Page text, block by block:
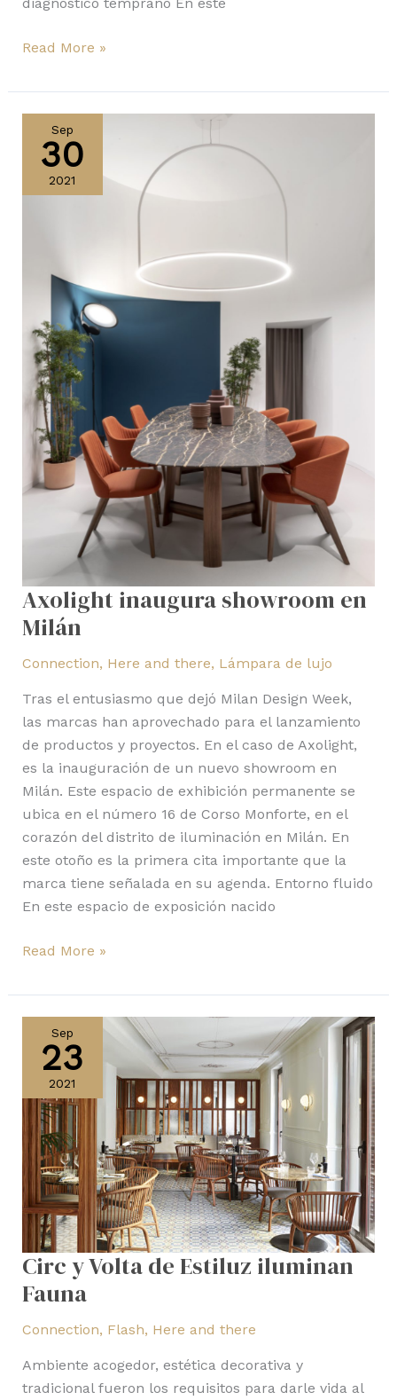
Read More »
Sep
30
2021
Axolight inaugura showroom en
Milán
Connection, Here and there, Lámpara de lujo
Tras el entusiasmo que dejó Milan Design Week,
las marcas han aprovechado para el lanzamiento
de productos y proyectos. En el caso de Axolight,
es la inauguración de un nuevo showroom en
Milán. Este espacio de exhibición permanente se
ubica en el número 16 de Corso Monforte, en el
corazón del distrito de iluminación en Milán. En
este otoño es la primera cita importante que la
marca tiene señalada en su agenda. Entorno fluido
En este espacio de exposición nacido
inaugura
showroom
Milán
Read More »
Sep
23
2021
Circ y Volta de Estiluz iluminan
Fauna
Connection, Flash, Here and there
Ambiente acogedor, estética decorativa y
tradicional fueron los requisitos para darle vida al
Volta
Estiluz
iluminan
Fauna